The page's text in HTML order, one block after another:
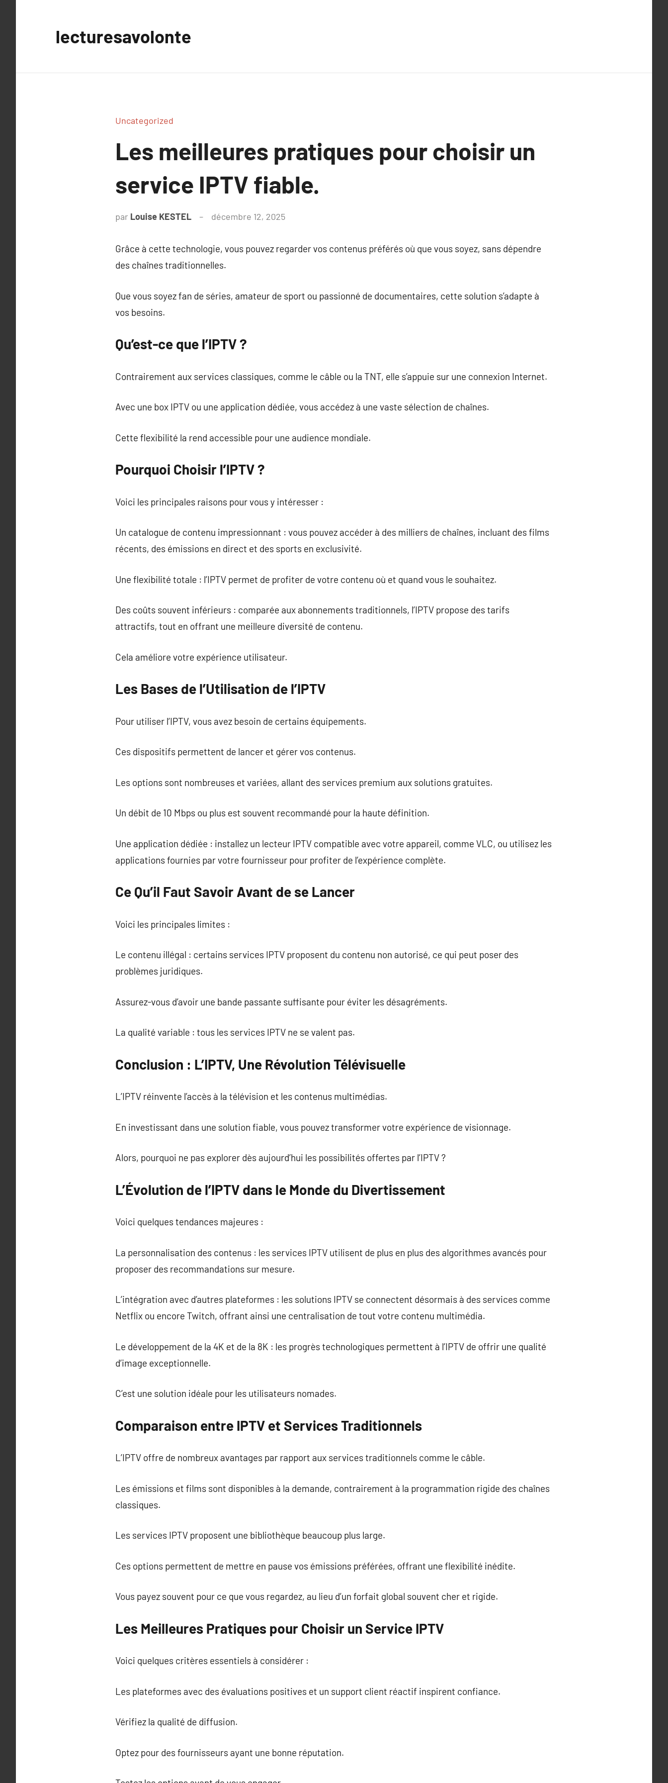
lecturesavolonte
Uncategorized
Les meilleures pratiques pour choisir un
service IPTV fiable.
par Louise KESTEL décembre 12, 2025
Grâce à cette technologie, vous pouvez regarder vos contenus préférés où que vous soyez, sans dépendre
des chaînes traditionnelles.
Que vous soyez fan de séries, amateur de sport ou passionné de documentaires, cette solution s’adapte à
vos besoins.
Qu’est-ce que l’IPTV ?
Contrairement aux services classiques, comme le câble ou la TNT, elle s’appuie sur une connexion Internet.
Avec une box IPTV ou une application dédiée, vous accédez à une vaste sélection de chaînes.
Cette flexibilité la rend accessible pour une audience mondiale.
Pourquoi Choisir l’IPTV ?
Voici les principales raisons pour vous y intéresser :
Un catalogue de contenu impressionnant : vous pouvez accéder à des milliers de chaînes, incluant des films
récents, des émissions en direct et des sports en exclusivité.
Une flexibilité totale : l’IPTV permet de profiter de votre contenu où et quand vous le souhaitez.
Des coûts souvent inférieurs : comparée aux abonnements traditionnels, l’IPTV propose des tarifs
attractifs, tout en offrant une meilleure diversité de contenu.
Cela améliore votre expérience utilisateur.
Les Bases de l’Utilisation de l’IPTV
Pour utiliser l’IPTV, vous avez besoin de certains équipements.
Ces dispositifs permettent de lancer et gérer vos contenus.
Les options sont nombreuses et variées, allant des services premium aux solutions gratuites.
Un débit de 10 Mbps ou plus est souvent recommandé pour la haute définition.
Une application dédiée : installez un lecteur IPTV compatible avec votre appareil, comme VLC, ou utilisez les
applications fournies par votre fournisseur pour profiter de l’expérience complète.
Ce Qu’il Faut Savoir Avant de se Lancer
Voici les principales limites :
Le contenu illégal : certains services IPTV proposent du contenu non autorisé, ce qui peut poser des
problèmes juridiques.
Assurez-vous d’avoir une bande passante suffisante pour éviter les désagréments.
La qualité variable : tous les services IPTV ne se valent pas.
Conclusion : L’IPTV, Une Révolution Télévisuelle
L’IPTV réinvente l’accès à la télévision et les contenus multimédias.
En investissant dans une solution fiable, vous pouvez transformer votre expérience de visionnage.
Alors, pourquoi ne pas explorer dès aujourd’hui les possibilités offertes par l’IPTV ?
L’Évolution de l’IPTV dans le Monde du Divertissement
Voici quelques tendances majeures :
La personnalisation des contenus : les services IPTV utilisent de plus en plus des algorithmes avancés pour
proposer des recommandations sur mesure.
L’intégration avec d’autres plateformes : les solutions IPTV se connectent désormais à des services comme
Netflix ou encore Twitch, offrant ainsi une centralisation de tout votre contenu multimédia.
Le développement de la 4K et de la 8K : les progrès technologiques permettent à l’IPTV de offrir une qualité
d’image exceptionnelle.
C’est une solution idéale pour les utilisateurs nomades.
Comparaison entre IPTV et Services Traditionnels
L’IPTV offre de nombreux avantages par rapport aux services traditionnels comme le câble.
Les émissions et films sont disponibles à la demande, contrairement à la programmation rigide des chaînes
classiques.
Les services IPTV proposent une bibliothèque beaucoup plus large.
Ces options permettent de mettre en pause vos émissions préférées, offrant une flexibilité inédite.
Vous payez souvent pour ce que vous regardez, au lieu d’un forfait global souvent cher et rigide.
Les Meilleures Pratiques pour Choisir un Service IPTV
Voici quelques critères essentiels à considérer :
Les plateformes avec des évaluations positives et un support client réactif inspirent confiance.
Vérifiez la qualité de diffusion.
Optez pour des fournisseurs ayant une bonne réputation.